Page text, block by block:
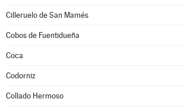
Cilleruelo de San Mamés
Cobos de Fuentidueña
Coca
Codorniz
Collado Hermoso